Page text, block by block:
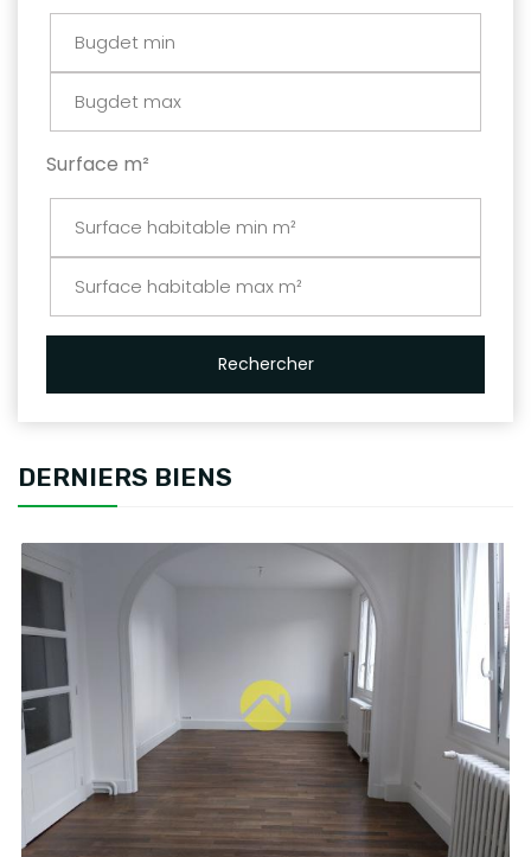
Surface m²
Rechercher
DERNIERS BIENS